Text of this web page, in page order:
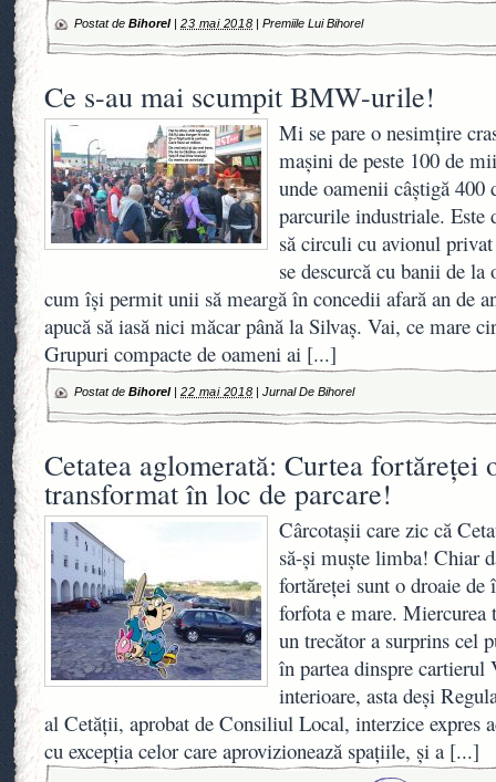
Postat de Bihorel| 23 mai 2018 |Premiile Lui Bihorel
Ce s-au mai scumpit BMW-urile!
Mi se pare o nesimțire
mașini de peste 100 de
unde oamenii câștigă 400
parcurile industriale. Este
să circuli cu avionul
se descurcă cu banii de
cum își permit unii să meargă în concedii afară an de
apucă să iasă nici măcar până la Silvaș. Vai, ce mare
Grupuri compacte de oameni ai [...]
Postat de Bihorel| 22 mai 2018 |Jurnal De Bihorel
Cetatea aglomerată: Curtea fortăreței
transformat în loc de parcare!
Cârcotaşii care zic că
să-şi muşte limba! Chiar
fortăreţei sunt o droaie
forfota e mare. Miercurea
un trecător a surprins cel
în partea dinspre cartierul
interioare, asta deşi
al Cetăţii, aprobat de Consiliul Local, interzice expres
cu excepţia celor care aprovizionează spaţiile, şi a [...]